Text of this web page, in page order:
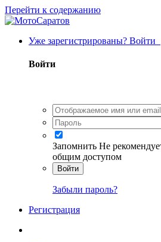
Перейти к содержанию
Уже зарегистрированы? Войти
Войти
Запомнить Не
общим доступом
Войти
Забыли пароль?
Регистрация